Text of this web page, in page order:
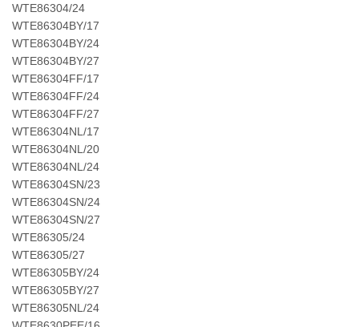
WTE86304/24
WTE86304BY/17
WTE86304BY/24
WTE86304BY/27
WTE86304FF/17
WTE86304FF/24
WTE86304FF/27
WTE86304NL/17
WTE86304NL/20
WTE86304NL/24
WTE86304SN/23
WTE86304SN/24
WTE86304SN/27
WTE86305/24
WTE86305/27
WTE86305BY/24
WTE86305BY/27
WTE86305NL/24